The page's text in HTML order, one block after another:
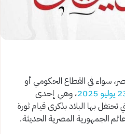
سواء في القطاع الحكومي أو
، وهي إحدى
تحتفل بها البلاد بذكرى قيام ثورة